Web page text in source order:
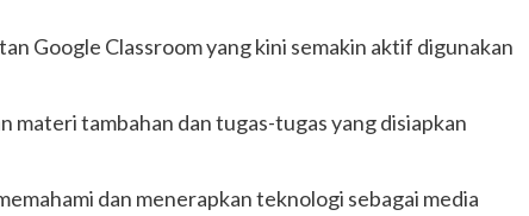
Google Classroom yang kini semakin aktif digunakan
materi tambahan dan tugas-tugas yang disiapkan
dan menerapkan teknologi sebagai media